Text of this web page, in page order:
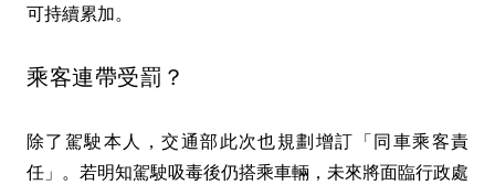
可持續累加。
乘客連帶受罰？
除了駕駛本人，交通部此次也規劃增訂「同車乘客責
任」。若明知駕駛吸毒後仍搭乘車輛，未來將面臨行政處